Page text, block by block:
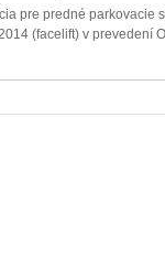
pre predné parkovacie
(facelift) v prevedení